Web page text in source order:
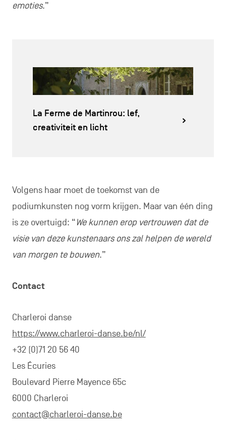
emoties.”
La Ferme de Martinrou: lef,
creativiteit en licht
Volgens haar moet de toekomst van de
podiumkunsten nog vorm krijgen. Maar van één ding
is ze overtuigd: “We kunnen erop vertrouwen dat de
visie van deze kunstenaars ons zal helpen de wereld
van morgen te bouwen.”
Contact
Charleroi danse
https://www.charleroi-danse.be/nl/
+32 (0)71 20 56 40
Les Écuries
Boulevard Pierre Mayence 65c
6000 Charleroi
contact@charleroi-danse.be